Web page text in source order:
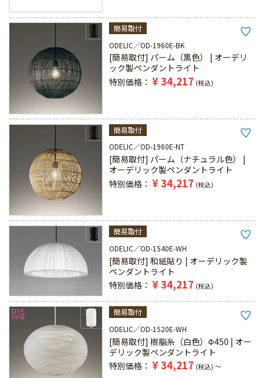
簡易取付
ODELIC
OD-1960E-BK
[簡易取付] パーム（黒色） | オーデリ
ック製ペンダントライト
特別価格
¥34,217 税込
簡易取付
ODELIC
OD-1960E-NT
[簡易取付] パーム（ナチュラル色） |
オーデリック製ペンダントライト
特別価格
¥34,217 税込
簡易取付
ODELIC
OD-1540E-WH
[簡易取付] 和紙貼り | オーデリック製
ペンダントライト
特別価格
¥34,217 税込
簡易取付
ODELIC
OD-1520E-WH
[簡易取付] 樹脂糸（白色）Φ450 | オー
デリック製ペンダントライト
特別価格
¥34,217 税込 〜